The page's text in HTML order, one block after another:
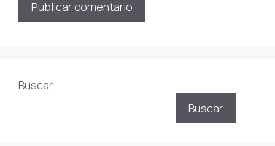
Buscar
Buscar